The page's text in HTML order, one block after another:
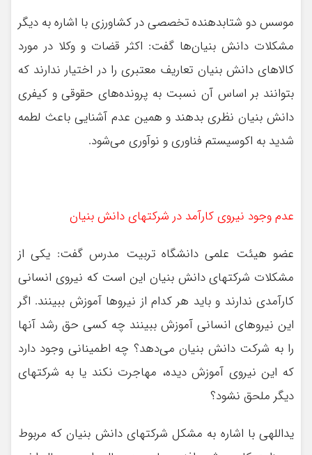
موسس دو شتابدهنده تخصصی در کشاورزی با اشاره به دیگر
مشکلات دانش بنیان‌ها گفت: اکثر قضات و وکلا در مورد
کالاهای دانش بنیان تعاریف معتبری را در اختیار ندارند که
بتوانند بر اساس آن نسبت به پرونده‌های حقوقی و کیفری
دانش بنیان نظری بدهند و همین عدم آشنایی باعث لطمه
شدید به اکوسیستم فناوری و نوآوری می‌شود.
عدم وجود نیروی کارآمد در شرکتهای دانش بنیان
عضو هیئت علمی دانشگاه تربیت مدرس گفت: یکی از
مشکلات شرکتهای دانش بنیان این است که نیروی انسانی
کارآمدی ندارند و باید هر کدام از نیروها آموزش ببینند. اگر
این نیروهای انسانی آموزش ببینند چه کسی حق رشد آنها
را به شرکت دانش بنیان می‌دهد؟ چه اطمینانی وجود دارد
که این نیروی آموزش دیده، مهاجرت نکند یا به شرکتهای
دیگر ملحق نشود؟
یداللهی با اشاره به مشکل شرکتهای دانش بنیان که مربوط